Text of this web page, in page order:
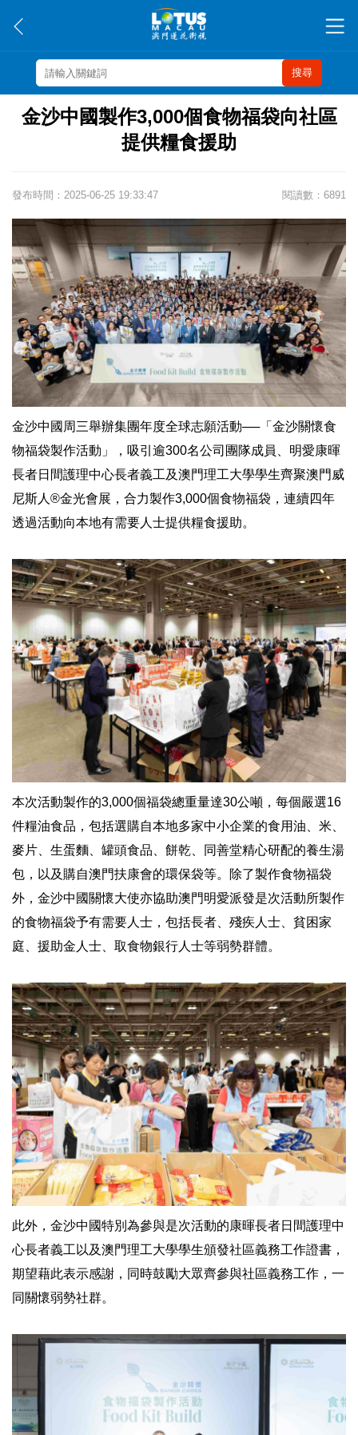
搜尋
金沙中國製作3,000個食物福袋向社區
提供糧食援助
發布時間：2025-06-25 19:33:47 閱讀數：6891
金沙中國周三舉辦集團年度全球志願活動──「金沙關懷食
物福袋製作活動」，吸引逾300名公司團隊成員、明愛康暉
長者日間護理中心長者義工及澳門理工大學學生齊聚澳門威
尼斯人®金光會展，合力製作3,000個食物福袋，連續四年
透過活動向本地有需要人士提供糧食援助。
本次活動製作的3,000個福袋總重量達30公噸，每個嚴選16
件糧油食品，包括選購自本地多家中小企業的食用油、米、
麥片、生蛋麵、罐頭食品、餅乾、同善堂精心研配的養生湯
包，以及購自澳門扶康會的環保袋等。除了製作食物福袋
外，金沙中國關懷大使亦協助澳門明愛派發是次活動所製作
的食物福袋予有需要人士，包括長者、殘疾人士、貧困家
庭、援助金人士、取食物銀行人士等弱勢群體。
此外，金沙中國特別為參與是次活動的康暉長者日間護理中
心長者義工以及澳門理工大學學生頒發社區義務工作證書，
期望藉此表示感謝，同時鼓勵大眾齊參與社區義務工作，一
同關懷弱勢社群。